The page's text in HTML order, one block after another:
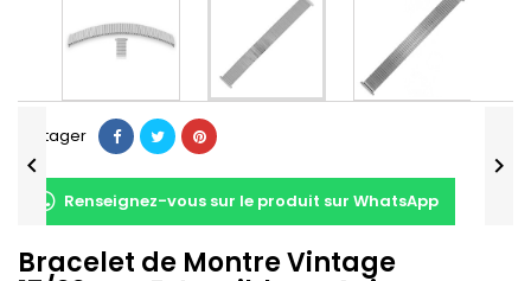
 
Partager
Renseignez-vous sur le produit sur WhatsApp
Bracelet de Montre Vintage